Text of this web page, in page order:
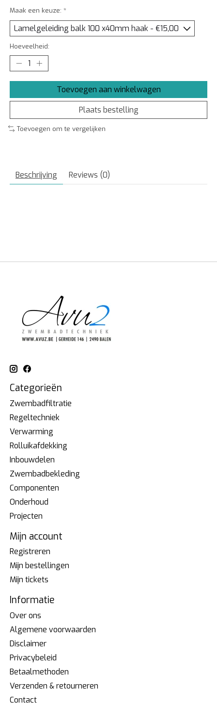
Maak een keuze: *
Hoeveelheid:
Toevoegen aan winkelwagen
Plaats bestelling
Toevoegen om te vergelijken
Beschrijving Reviews (0)
Categorieën
Zwembadfiltratie
Regeltechniek
Verwarming
Rolluikafdekking
Inbouwdelen
Zwembadbekleding
Componenten
Onderhoud
Projecten
Mijn account
Registreren
Mijn bestellingen
Mijn tickets
Informatie
Over ons
Algemene voorwaarden
Disclaimer
Privacybeleid
Betaalmethoden
Verzenden & retourneren
Contact